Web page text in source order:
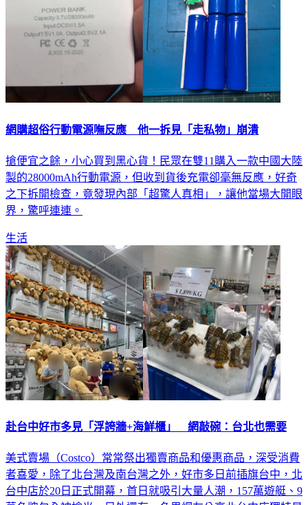
網購超俗行動電源嘸反應 他一拆見「走私物」崩潰
搶便宜之餘，小心買到黑心貨！民眾在雙11購入一款中國大陸
製的28000mAh行動電源，但收到貨後充電卻毫無反應，好奇
之下拆開檢查，竟發現內部「超驚人真相」，讓他當場大開眼
界，驚呼連連。
生活
赴台中好市多見「浮誇牆+海鮮櫃」 網敲碗：台北也需要
美式賣場（Costco）常常祭出獨賣商品和優惠商品，深受消費
者喜愛，除了北台灣及南台灣之外，好市多日前插旗台中，北
台中店於20日正式開幕，首日就吸引大量人潮，157萬遊艇、9